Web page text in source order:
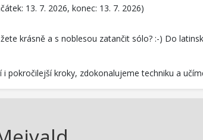
13. 7. 2026, konec: 13. 7. 2026)
krásně a s noblesou zatančit sólo? :-) Do
i pokročilejší kroky, zdokonalujeme techniku a